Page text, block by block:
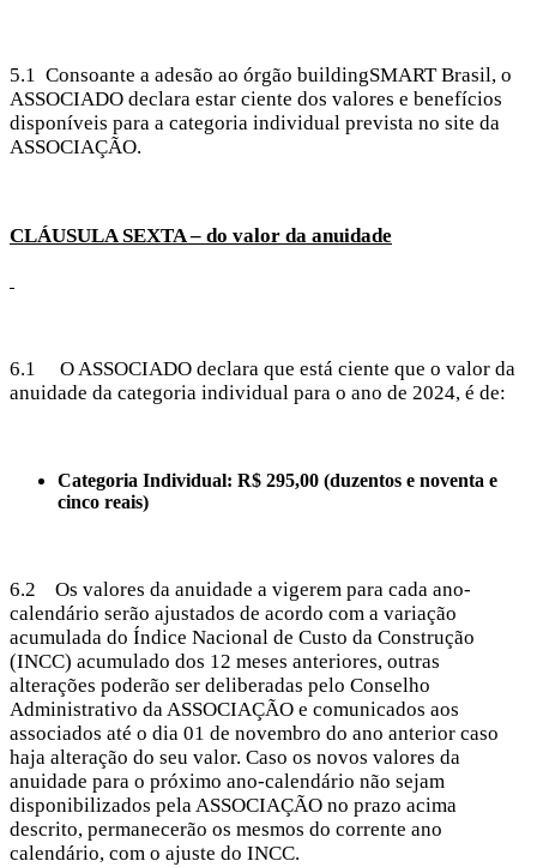
5.1 Consoante a adesão ao órgão buildingSMART Brasil, o
ASSOCIADO declara estar ciente dos valores e benefícios
disponíveis para a categoria individual prevista no site da
ASSOCIAÇÃO.
CLÁUSULA SEXTA – do valor da anuidade
6.1 O ASSOCIADO declara que está ciente que o valor da
anuidade da categoria individual para o ano de 2024, é de:
Categoria Individual: R$ 295,00 (duzentos e noventa e
cinco reais)
6.2 Os valores da anuidade a vigerem para cada ano-
calendário serão ajustados de acordo com a variação
acumulada do Índice Nacional de Custo da Construção
(INCC) acumulado dos 12 meses anteriores, outras
alterações poderão ser deliberadas pelo Conselho
Administrativo da ASSOCIAÇÃO e comunicados aos
associados até o dia 01 de novembro do ano anterior caso
haja alteração do seu valor. Caso os novos valores da
anuidade para o próximo ano-calendário não sejam
disponibilizados pela ASSOCIAÇÃO no prazo acima
descrito, permanecerão os mesmos do corrente ano
calendário, com o ajuste do INCC.